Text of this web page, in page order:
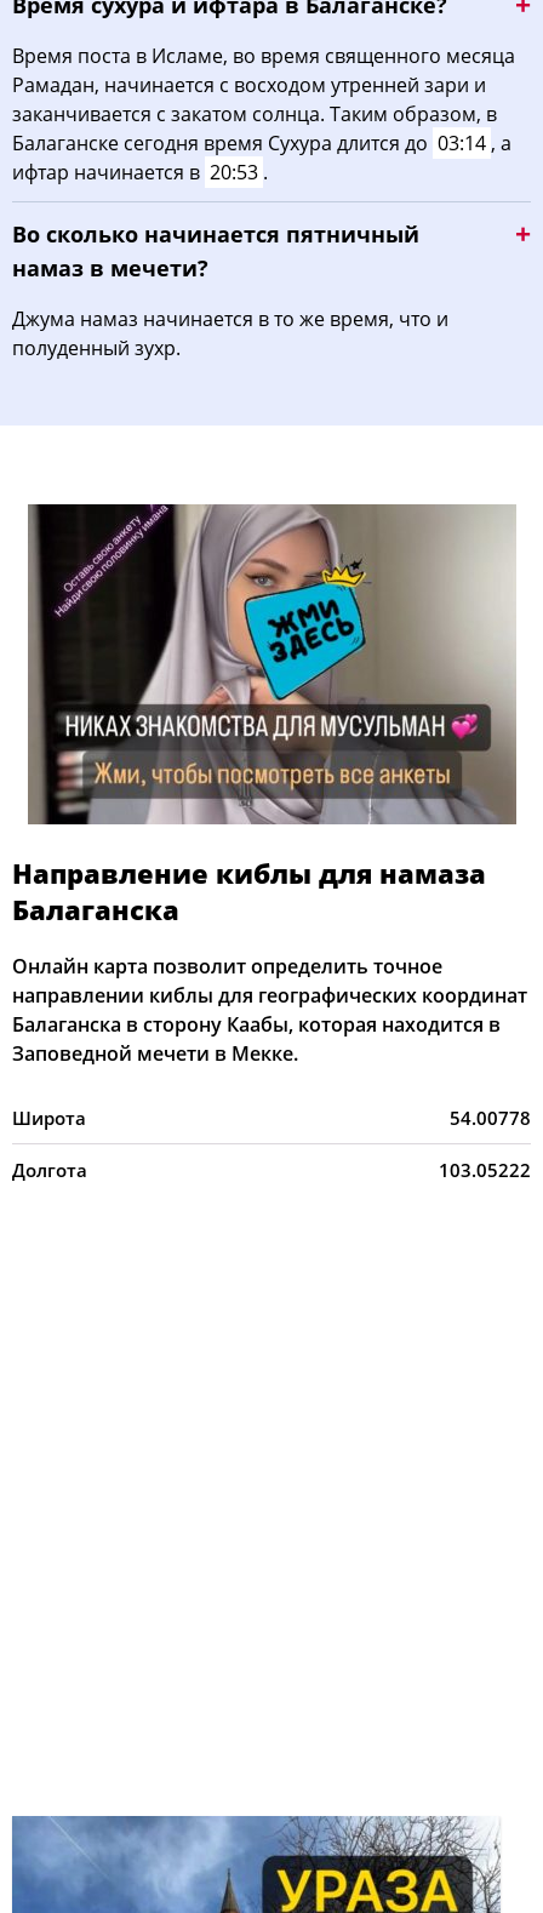
Время поста в Исламе, во время священного месяца
Рамадан, начинается с восходом утренней зари и
заканчивается с закатом солнца. Таким образом, в
Балаганске сегодня время Сухура длится до 03:14 , а
ифтар начинается в 20:53 .
Во сколько начинается пятничный
намаз в мечети?
Джума намаз начинается в то же время, что и
полуденный зухр.
Направление киблы для намаза
Балаганска
Онлайн карта позволит определить точное
направлении киблы для географических координат
Балаганска в сторону Каабы, которая находится в
Заповедной мечети в Мекке.
Широта 54.00778
Долгота 103.05222